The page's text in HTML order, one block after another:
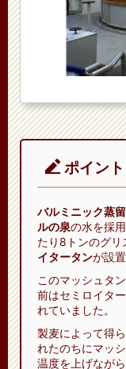
ポイント
バルミニック蒸
ルの泉の水を採
たり8トンのグリ
イタータンが設
このマッシュタ
前はセミロイタ
れていました。
製麦によって得
れたのちにマッ
温度を上げながら